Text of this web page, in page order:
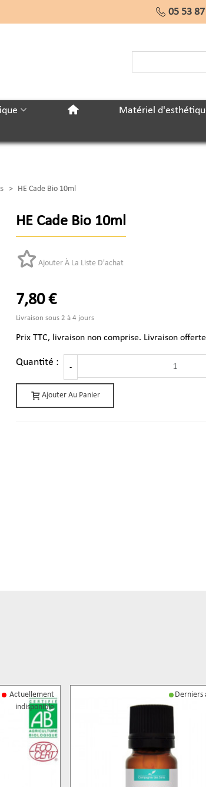
05 53
Matériel
> HE Cade Bio 10ml
HE Cade Bio 10ml
Ajouter À La Liste D'achat
7,80 €
Livraison sous 2 à 4 jours
Prix TTC, livraison non comprise. Livraison
Quantité : -
Ajouter Au Panier
Actuellement
indisponible
Derniers